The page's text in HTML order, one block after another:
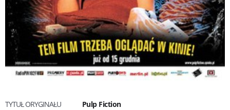
TYTUŁ ORYGINAŁU
Pulp Fiction